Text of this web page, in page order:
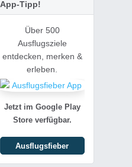
App-Tipp!
Über 500
Ausflugsziele
entdecken, merken &
erleben.
Jetzt im Google Play
Store verfügbar.
Ausflugsfieber